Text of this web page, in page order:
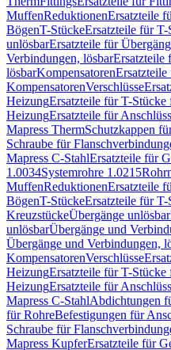
MuffenReduktionenErsatzteile
BögenT-StückeErsatzteile für T-
unlösbarErsatzteile für
Verbindungen, lösbarErsatzteile
lösbarKompensatorenErsatzteile
KompensatorenVerschlüsse
HeizungErsatzteile für T-
HeizungErsatzteile für
Mapress ThermSchutzkappen
Schraube für
Mapress C-StahlErsatzteile für
1.0034Systemrohre 1.0215
MuffenReduktionenErsatzteile
BögenT-StückeErsatzteile für T-
KreuzstückeÜbergänge unlösbar
unlösbarÜbergänge und
Übergänge und Verbindungen,
KompensatorenVerschlüsse
HeizungErsatzteile für T-
HeizungErsatzteile für
Mapress C-StahlAbdichtungen
für RohreBefestigungen für
Schraube für
Mapress KupferErsatzteile für